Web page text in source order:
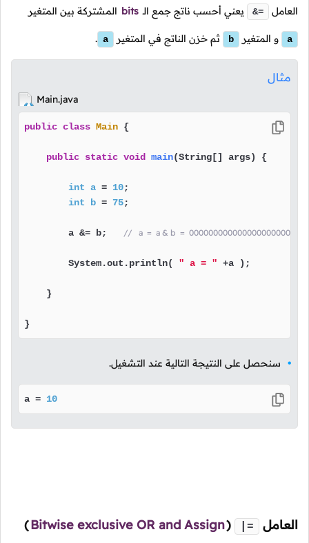
العامل &= يعني أحسب ناتج جمع الـ bits المشتركة بين المتغير
a و المتغير b ثم خزن الناتج في المتغير a
.
مثال
Main.java
public class Main {
public static void main(String[] args) {
int a = 10;
int
b = 75;
        a &= b;
//   a  =  a & b  =
        System.out.println(
" a = " +a );
    }
}
سنحصل على النتيجة التالية عند التشغيل.
a = 10
العامل |=
(
Bitwise exclusive OR and Assign
)